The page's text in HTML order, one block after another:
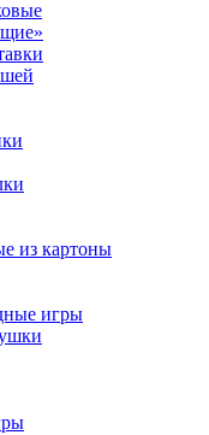
из картоны
игры